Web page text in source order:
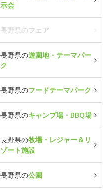
示会
長野県のフェア
長野県の遊園地・テーマパー
ク
長野県のフードテーマパーク
長野県のキャンプ場・BBQ場
長野県の牧場・レジャー＆リ
ゾート施設
長野県の公園